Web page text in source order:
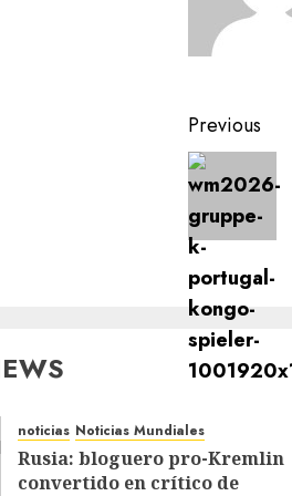
Previous
noticias Noticias Mundiales
Rusia: bloguero pro-Kremlin
convertido en crítico de